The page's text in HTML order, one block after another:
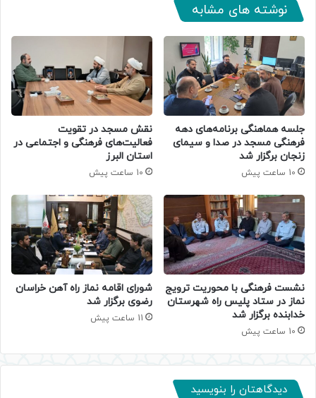
نوشته های مشابه
جلسه هماهنگی برنامه‌های دهه
فرهنگی مسجد در صدا و سیمای
زنجان برگزار شد
10 ساعت پیش
نقش مسجد در تقویت
فعالیت‌های فرهنگی و اجتماعی در
استان البرز
10 ساعت پیش
نشست فرهنگی با محوریت ترویج
نماز در ستاد پلیس راه شهرستان
خدابنده برگزار شد
10 ساعت پیش
شورای اقامه نماز راه آهن خراسان
رضوی برگزار شد
11 ساعت پیش
دیدگاهتان را بنویسید